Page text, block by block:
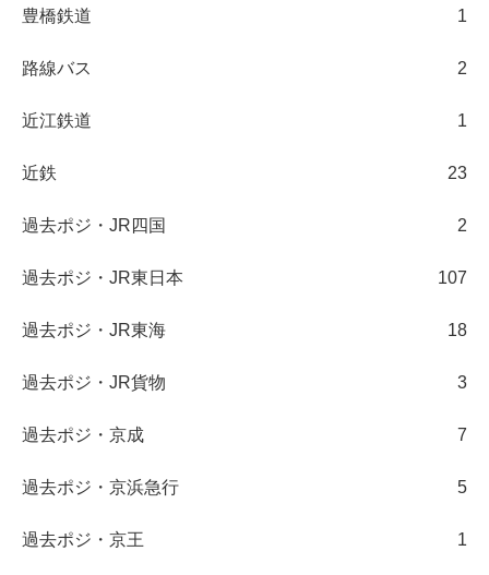
豊橋鉄道 1
路線バス 2
近江鉄道 1
近鉄 23
過去ポジ・JR四国 2
過去ポジ・JR東日本 107
過去ポジ・JR東海 18
過去ポジ・JR貨物 3
過去ポジ・京成 7
過去ポジ・京浜急行 5
過去ポジ・京王 1